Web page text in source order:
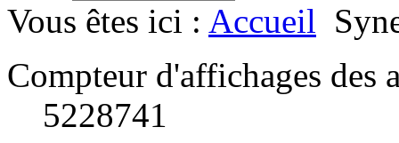
Vous êtes ici : Accueil
Compteur d'affichages des
5228741